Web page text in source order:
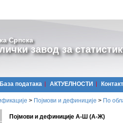
Српска
завод за
Базa података АКТУЕЛНОСТИ Контакт
> Појмови и дефиниције > По
Појмови и дефиниције А-Ш (А-Ж)